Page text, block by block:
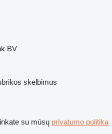
BV
skelbimus
su mūsų privatumo politika